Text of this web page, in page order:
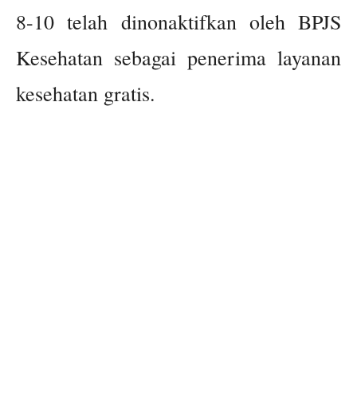
8-10 telah dinonaktifkan oleh BPJS
Kesehatan sebagai penerima layanan
kesehatan gratis.